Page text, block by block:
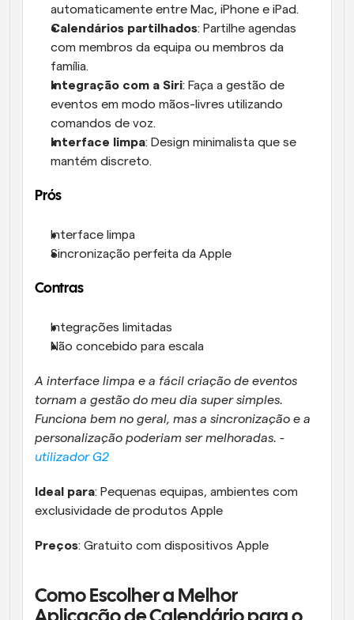
automaticamente entre Mac, iPhone e iPad.
Calendários partilhados: Partilhe agendas
com membros da equipa ou membros da
família.
Integração com a Siri: Faça a gestão de
eventos em modo mãos-livres utilizando
comandos de voz.
Interface limpa: Design minimalista que se
mantém discreto.
Prós
Interface limpa
Sincronização perfeita da Apple
Contras
Integrações limitadas
Não concebido para escala
A interface limpa e a fácil criação de eventos
tornam a gestão do meu dia super simples.
Funciona bem no geral, mas a sincronização e a
utilizador G2
Ideal para: Pequenas equipas, ambientes com
exclusividade de produtos Apple
Preços: Gratuito com dispositivos Apple
Como Escolher a Melhor